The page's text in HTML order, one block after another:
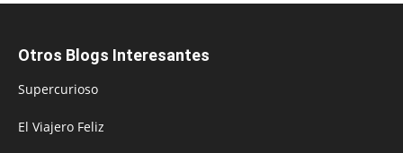
Otros Blogs Interesantes
Supercurioso
El Viajero Feliz